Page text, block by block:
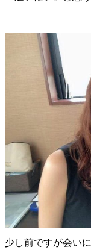
少し前ですが会い